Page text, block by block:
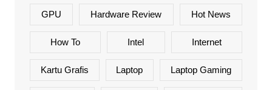
GPU Hardware Review Hot News
How To Intel Internet
Kartu Grafis Laptop Laptop Gaming